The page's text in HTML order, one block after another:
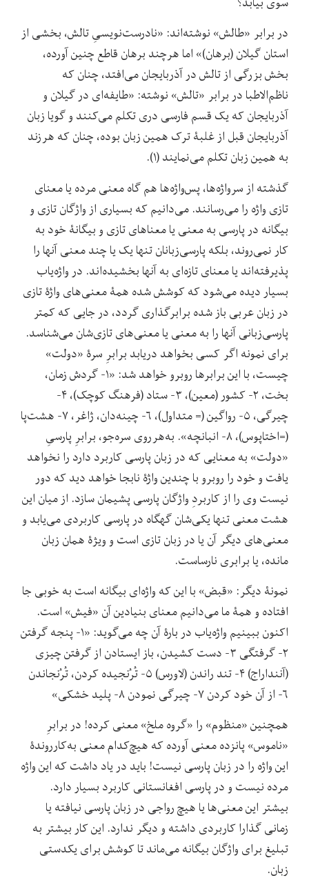
در برابر «طالش» نوشته‌اند: «نادرست‌نویسیِ تالش، بخشی از
استان گیلان (برهان)» اما هرچند برهان قاطع چنین آورده،
بخش بزرگی از تالش در آذربایجان می‌افتد، چنان که
ناظم‌الاطبا در برابر «تالش» نوشته: «طایفه‌ای در گیلان و
آذربایجان که یک قسم فارسی دری تکلم می‌کنند و گویا زبان
آذربایجان قبل از غلبۀ ترک همین زبان بوده، چنان که هرزند
به همین زبان تکلم می‌نمایند (۱).
گذشته از سرواژه‌ها، پس‌واژه‌ها هم گاه معنی مرده یا معنای
تازی واژه را می‌رسانند. می‌دانیم که بسیاری از واژگان تازی و
بیگانه در پارسی به معنی یا معناهای تازی و بیگانۀ خود به
کار نمی‌روند، بلکه پارسی‌زبانان تنها یک یا چند معنی آنها را
پذیرفته‌اند یا معنای تازه‌ای به آنها بخشیده‌اند. در واژه‌یاب
بسیار دیده می‌شود که کوشش شده همۀ معنی‌های واژۀ تازی
در زبان عربی باز شده برابرگذاری گردد، در جایی که کمتر
پارسی‌زبانی آنها را به معنی یا معنی‌های تازی‌شان می‌شناسد.
برای نمونه اگر کسی بخواهد دریابد برابرِ سرۀ «دولت»
چیست، با این برابرها روبرو خواهد شد: «۱- گردش زمان،
بخت، ۲- کشور (معین)، ۳- ستاد (فرهنگ کوچک)، ۴-
چیرگی، ۵- رواگین (= متداول)، ۶- چینه‌دان، ژاغر، ۷- هشت‌پا
(=اختاپوس)، ۸- انبانچه». به‌هرروی سره‌جو، برابرِ پارسیِ
«دولت» به معنایی که در زبان پارسی کاربرد دارد را نخواهد
یافت و خود را روبرو با چندین واژۀ نابجا خواهد دید که دور
نیست وی را از کاربردِ واژگان پارسی پشیمان سازد. از میان این
هشت معنی تنها یکی‌شان گهگاه در پارسی کاربردی می‌یابد و
معنی‌های دیگر آن یا در زبان تازی است و ویژۀ همان زبان
مانده، یا برابری نارساست.
نمونۀ دیگر: «قبض» با این که واژه‌ای بیگانه است به خوبی جا
افتاده و همۀ ما می‌دانیم معنای بنیادین آن «فیش» است.
اکنون ببینیم واژه‌یاب در بارۀ آن چه می‌گوید: «۱- پنجه گرفتن
۲- گرفتگی ۳- دست کشیدن، باز ایستادن از گرفتن چیزی
(آننداراج) ۴- تند راندن (لاورس) ۵- تُرُنجیده کردن، تُرُنجاندن
۶- از آن خود کردن ۷- چیرگی نمودن ۸- پلید خشکی»
همچنین «منظوم» را «گروه ملخ» معنی کرده! در برابرِ
«ناموس» پانزده معنی آورده که هیچ‌کدام معنی به‌کارروندۀ
این واژه را در زبان پارسی نیست! باید در یاد داشت که این واژه
مرده نیست و در پارسی افغانستانی کاربرد بسیار دارد.
بیشتر این معنی‌ها یا هیچ رواجی در زبان پارسی نیافته یا
زمانی گذارا کاربردی داشته و دیگر ندارد. این کار بیشتر به
تبلیغ برای واژگان بیگانه می‌ماند تا کوشش برای یکدستی
زبان.